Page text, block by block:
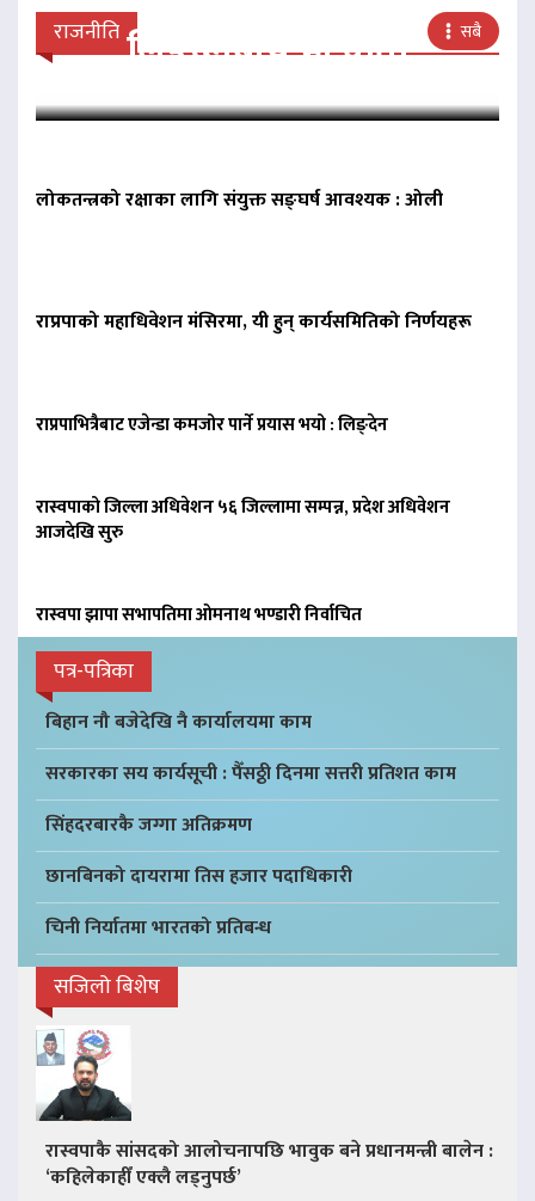
राजनीति सबै
लिङदेनबीच भेटवार्ता
लोकतन्त्रको रक्षाका लागि संयुक्त सङ्घर्ष आवश्यक : ओली
राप्रपाको महाधिवेशन मंसिरमा, यी हुन् कार्यसमितिको निर्णयहरू
राप्रपाभित्रैबाट एजेन्डा कमजोर पार्ने प्रयास भयो : लिङ्देन
रास्वपाको जिल्ला अधिवेशन ५६ जिल्लामा सम्पन्न, प्रदेश अधिवेशन
आजदेखि सुरु
रास्वपा झापा सभापतिमा ओमनाथ भण्डारी निर्वाचित
पत्र-पत्रिका
बिहान नौ बजेदेखि नै कार्यालयमा काम
सरकारका सय कार्यसूची : पैँसठ्ठी दिनमा सत्तरी प्रतिशत काम
सिंहदरबारकै जग्गा अतिक्रमण
छानबिनको दायरामा तिस हजार पदाधिकारी
चिनी निर्यातमा भारतको प्रतिबन्ध
सजिलो बिशेष
रास्वपाकै सांसदको आलोचनापछि भावुक बने प्रधानमन्त्री बालेन :
‘कहिलेकाहीँ एक्लै लड्नुपर्छ’